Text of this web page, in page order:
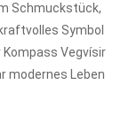
Schmuckstück,
Symbol
Kompass Vegvísir
modernes Leben